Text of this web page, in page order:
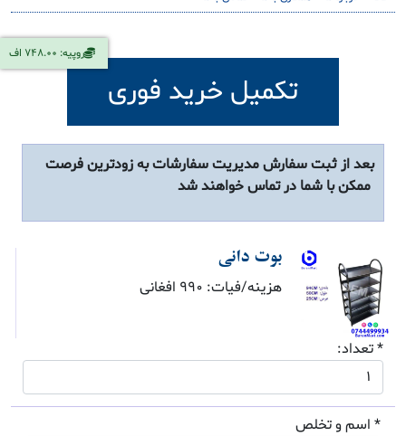
روپیه: 748.00 اف
تکمیل خرید فوری
بعد از ثبت سفارش مدیریت سفارشات به زودترین فرصت
ممکن با شما در تماس خواهند شد
بوت دانی
هزینه/فیات: 990 افغانی
* تعداد:
* اسم و تخلص